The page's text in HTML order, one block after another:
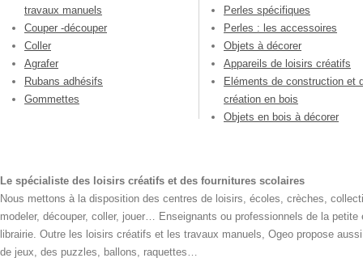
travaux manuels
Couper -découper
Coller
Agrafer
Rubans adhésifs
Gommettes
Perles spécifiques
Perles : les accessoires
Objets à décorer
Appareils de loisirs créatifs
Eléments de construction et
création en bois
Objets en bois à décorer
Le spécialiste des loisirs créatifs et des fournitures scolaires
Nous mettons à la disposition des centres de loisirs, écoles, crèches,
modeler, découper, coller, jouer… Enseignants ou professionnels de la
librairie. Outre les loisirs créatifs et les travaux manuels, Ogeo propose
de jeux, des puzzles, ballons, raquettes…